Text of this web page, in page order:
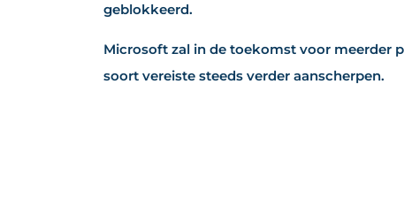
geblokkeerd.
Microsoft zal in de toekomst voor meerder
soort vereiste steeds verder aanscherpen.